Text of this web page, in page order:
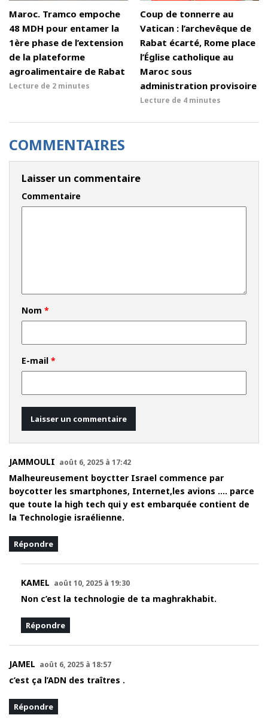
Maroc. Tramco empoche
48 MDH pour entamer la
1ère phase de l’extension
de la plateforme
agroalimentaire de Rabat
Lecture de 2 minutes
Coup de tonnerre au
Vatican : l’archevêque de
Rabat écarté, Rome place
l’Église catholique au
Maroc sous
administration provisoire
Lecture de 4 minutes
COMMENTAIRES
Laisser un commentaire
Commentaire
Nom *
E-mail *
JAMMOULI août 6, 2025 à 17:42
Malheureusement boyctter Israel commence par
boycotter les smartphones, Internet,les avions …. parce
que toute la high tech qui y est embarquée contient de
la Technologie israélienne.
Répondre
KAMEL août 10, 2025 à 19:30
Non c’est la technologie de ta maghrakhabit.
Répondre
JAMEL août 6, 2025 à 18:57
c’est ça l’ADN des traîtres .
Répondre